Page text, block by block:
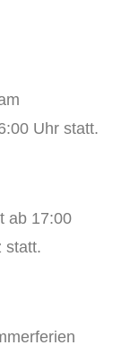
Uhr statt.
ab 17:00
statt.